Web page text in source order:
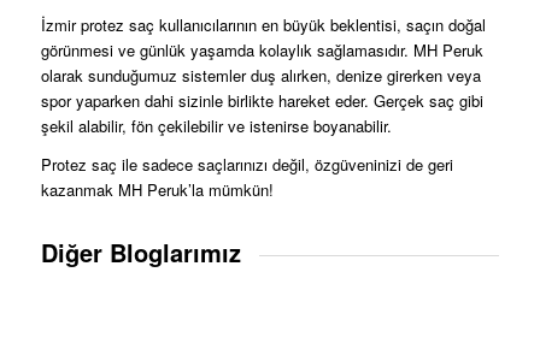
İzmir protez saç kullanıcılarının en büyük beklentisi, saçın doğal
görünmesi ve günlük yaşamda kolaylık sağlamasıdır. MH Peruk
olarak sunduğumuz sistemler duş alırken, denize girerken veya
spor yaparken dahi sizinle birlikte hareket eder. Gerçek saç gibi
şekil alabilir, fön çekilebilir ve istenirse boyanabilir.
Protez saç ile sadece saçlarınızı değil, özgüveninizi de geri
kazanmak MH Peruk’la mümkün!
Diğer Bloglarımız